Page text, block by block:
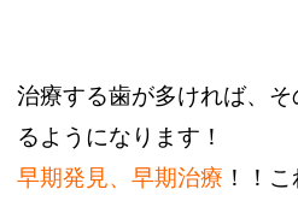
治療する歯が多ければ、
るようになります！
早期発見、早期治療 ！！